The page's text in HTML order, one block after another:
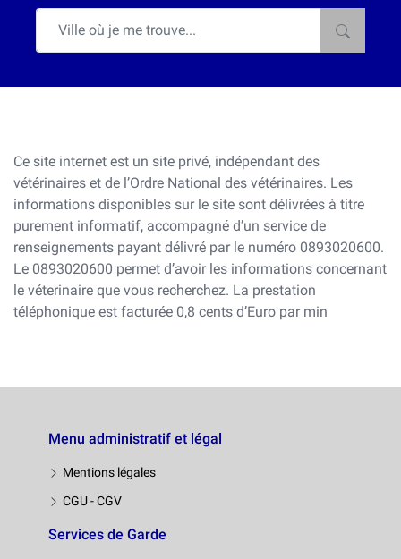
Ce site internet est un site privé, indépendant des
vétérinaires et de l’Ordre National des vétérinaires. Les
informations disponibles sur le site sont délivrées à titre
purement informatif, accompagné d’un service de
renseignements payant délivré par le numéro 0893020600.
Le 0893020600 permet d’avoir les informations concernant
le véterinaire que vous recherchez. La prestation
téléphonique est facturée 0,8 cents d’Euro par min
Menu administratif et légal
Mentions légales
CGU - CGV
Services de Garde